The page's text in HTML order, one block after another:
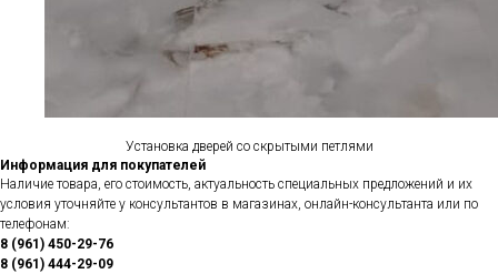
Установка дверей со скрытыми петлями
Информация для покупателей
Наличие товара, его стоимость, актуальность специальных предложений и их
условия уточняйте у консультантов в магазинах, онлайн-консультанта или по
телефонам:
8 (961) 450-29-76
8 (961) 444-29-09